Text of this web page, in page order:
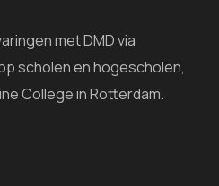
met DMD via
scholen en hogescholen,
College in Rotterdam.